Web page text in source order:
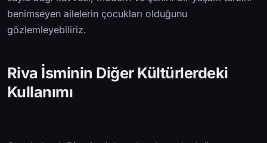
benimseyen ailelerin çocukları olduğunu
gözlemleyebiliriz.
Riva İsminin Diğer Kültürlerdeki
Kullanımı